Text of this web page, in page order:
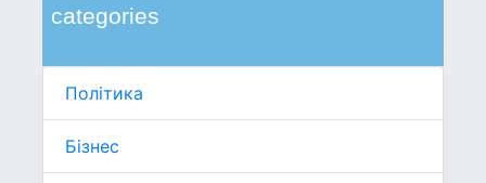
categories
Політика
Бізнес